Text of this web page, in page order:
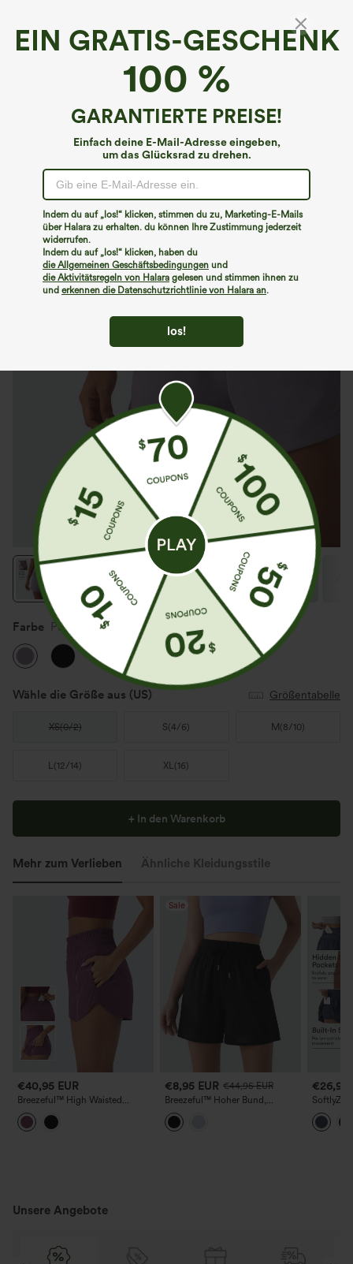
EIN GRATIS-GESCHENK
100 %
GARANTIERTE PREISE!
Einfach deine E-Mail-Adresse eingeben,
um das Glücksrad zu drehen.
Indem du auf „los!“ klicken, stimmen du zu, Marketing-E-Mails
über Halara zu erhalten. du können Ihre Zustimmung jederzeit
widerrufen.
Indem du auf „los!“ klicken, haben du
die Allgemeinen Geschäftsbedingungen und
die Aktivitätsregeln von Halara gelesen und stimmen ihnen zu
und erkennen die Datenschutzrichtlinie von Halara an.
los!
SpacerTek™*
SpacerTek™ Mid-Rise Baggy-Sweatshorts mit
Kordelzug und abgerundetem Saum – 2‑in‑1
Workout-Shorts mit Taschen
€40,95 EUR
Farbe Purple Ash
Wähle die Größe aus (US) Größentabelle
XS(0/2) S(4/6) M (8/10)
L(12/14) XL(16)
+ In den Warenkorb
Mehr zum Verlieben Ähnliche Kleidungsstile
€40,95 EUR
Breezeful™ High Waisted
Pockets 2-in-1 Kurzer Saum
Schnelltrocknende Laufshorts
3,5''
Sale
€8,95 EUR €44,95 EUR
Breezeful™ Hoher Bund,
Kordelzug, kontrastierender
Mesh‑Einsatz,
schnelltrocknende weite
€26,95
2‑in‑1
mit
Unsere Angebote